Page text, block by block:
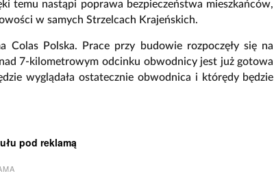
temu nastąpi poprawa bezpieczeństwa mieszkańców,
w samych Strzelcach Krajeńskich.
Polska. Prace przy budowie rozpoczęły się na
7-kilometrowym odcinku obwodnicy jest już gotowa
wyglądała ostatecznie obwodnica i którędy będzie
pod reklamą